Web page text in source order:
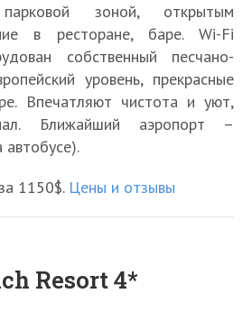
зоной, открытым
в ресторане, баре. Wi-Fi
собственный песчано-
уровень, прекрасные
Впечатляют чистота и уют,
Ближайший аэропорт –
1150$. Цены и отзывы
Resort 4*